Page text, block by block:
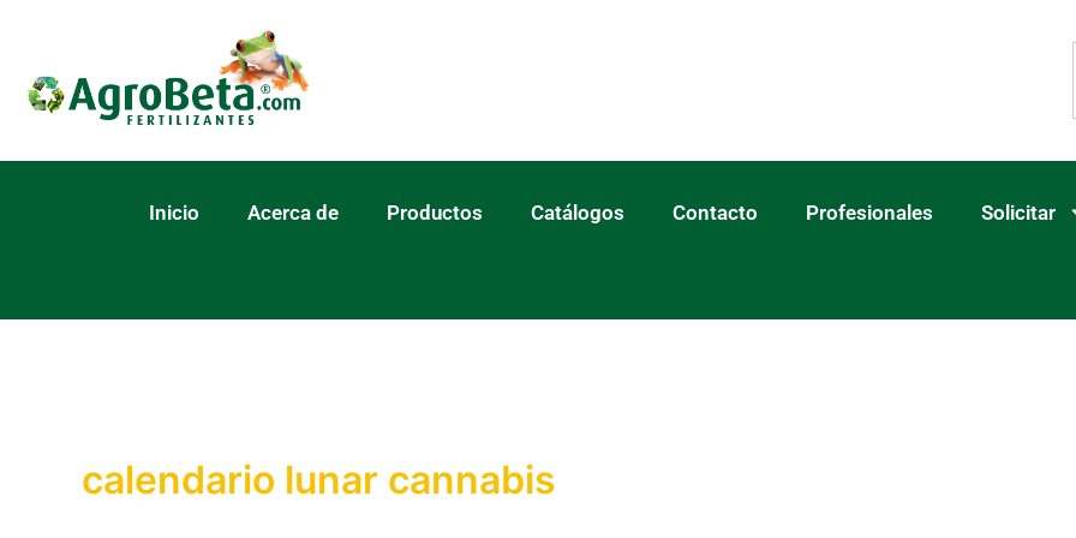
contenido
Inicio Acerca de Productos Catálogos Contacto Profesionales Solicitar
calendario lunar cannabis